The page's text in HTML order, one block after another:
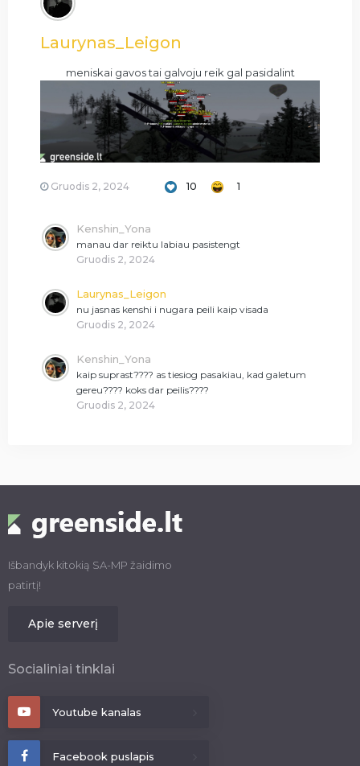
Laurynas_Leigon
meniskai gavos tai galvoju reik gal pasidalint
Gruodis 2, 2024 10 1
Kenshin_Yona
manau dar reiktu labiau pasistengt
Gruodis 2, 2024
Laurynas_Leigon
nu jasnas kenshi i nugara peili kaip visada
Gruodis 2, 2024
Kenshin_Yona
kaip suprast???? as tiesiog pasakiau, kad galetum
gereu???? koks dar peilis????
Gruodis 2, 2024
Išbandyk kitokią SA-MP žaidimo
patirtį!
Apie serverį
Socialiniai tinklai
Youtube kanalas
Facebook puslapis